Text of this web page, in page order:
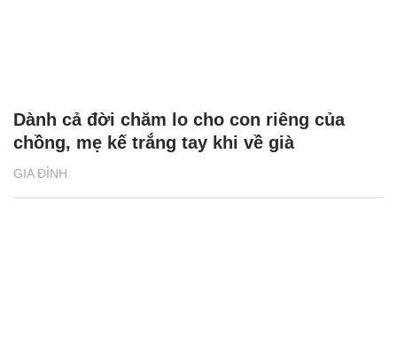
GIA ĐÌNH
Dành cả đời chăm lo cho con riêng của
chồng, mẹ kế trắng tay khi về già